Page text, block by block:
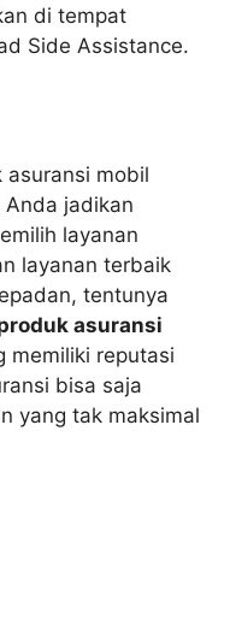
di tempat
Side Assistance.
mobil
jadikan
layanan
layanan terbaik
tentunya
asuransi
memiliki reputasi
bisa saja
yang tak maksimal